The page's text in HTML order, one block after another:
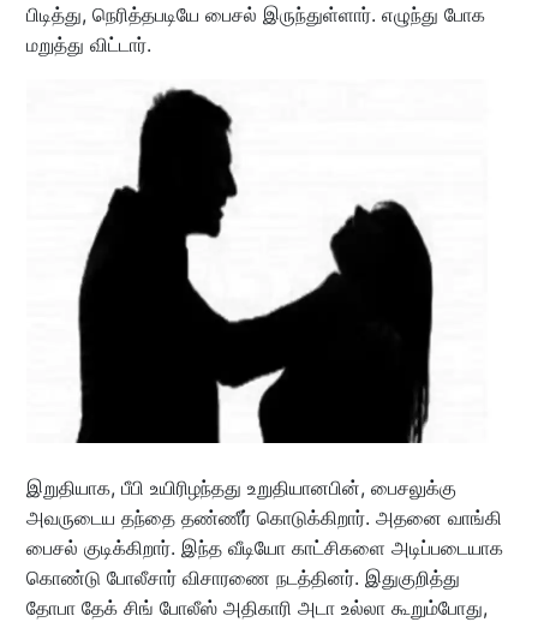
பிடித்து, நெரித்தபடியே பைசல் இருந்துள்ளார். எழுந்து போக
மறுத்து விட்டார்.
இறுதியாக, பீபி உயிரிழந்தது உறுதியானபின், பைசலுக்கு
அவருடைய தந்தை தண்ணீர் கொடுக்கிறார். அதனை வாங்கி
பைசல் குடிக்கிறார். இந்த வீடியோ காட்சிகளை அடிப்படையாக
கொண்டு போலீசார் விசாரணை நடத்தினர். இதுகுறித்து
தோபா தேக் சிங் போலீஸ் அதிகாரி அடா உல்லா கூறும்போது,